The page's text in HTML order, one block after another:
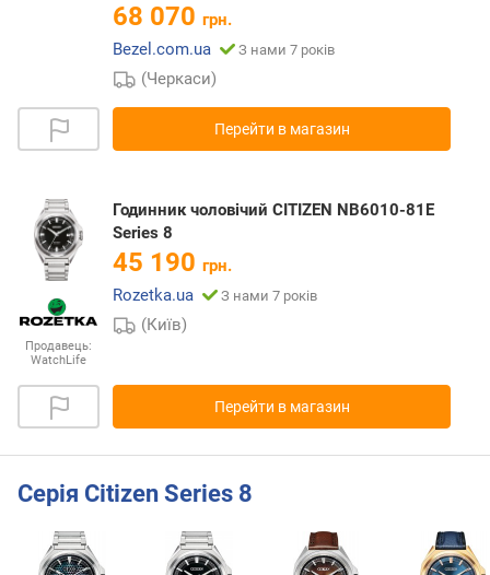
68 070 грн.
Bezel.com.ua
З нами 7 років
(Черкаси)
Перейти в магазин
Продавець:
WatchLife
Годинник чоловічий CITIZEN NB6010-81E
Series 8
45 190 грн.
Rozetka.ua
З нами 7 років
(Київ)
Перейти в магазин
Серія Citizen Series 8